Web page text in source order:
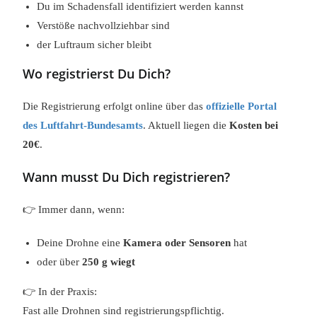
Du im Schadensfall identifiziert werden kannst
Verstöße nachvollziehbar sind
der Luftraum sicher bleibt
Wo registrierst Du Dich?
Die Registrierung erfolgt online über dasoffizielle Portal
des Luftfahrt-Bundesamts. Aktuell liegen dieKosten bei
20€.
Wann musst Du Dich registrieren?
👉 Immer dann, wenn:
Deine Drohne eineKamera oder Sensoren hat
oder über250 g wiegt
👉 In der Praxis:
Fast alle Drohnen sind registrierungspflichtig.